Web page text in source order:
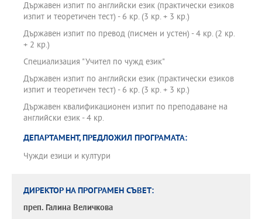
Държавен изпит по английски език (практически езиков
изпит и теоретичен тест) - 6 кр. (3 кр. + 3 кр.)
Държавен изпит по превод (писмен и устен) - 4 кр. (2 кр.
+ 2 кр.)
Специализация "Учител по чужд език"
Държавен изпит по английски език (практически езиков
изпит и теоретичен тест) - 6 кр. (3 кр. + 3 кр.)
Държавен квалификационен изпит по преподаване на
английски език - 4 кр.
ДЕПАРТАМЕНТ, ПРЕДЛОЖИЛ ПРОГРАМАТА:
Чужди езици и култури
ДИРЕКТОР НА ПРОГРАМЕН СЪВЕТ:
преп. Галина Величкова